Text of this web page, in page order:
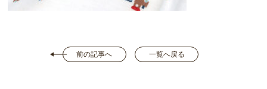
前の記事へ 一覧へ戻る